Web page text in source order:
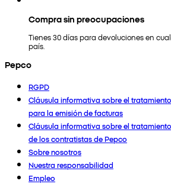
Compra sin preocupaciones
Tienes 30 días para devoluciones en
país.
Pepco
RGPD
Cláusula informativa sobre el
para la emisión de facturas
Cláusula informativa sobre el
de los contratistas de Pepco
Sobre nosotros
Nuestra responsabilidad
Empleo